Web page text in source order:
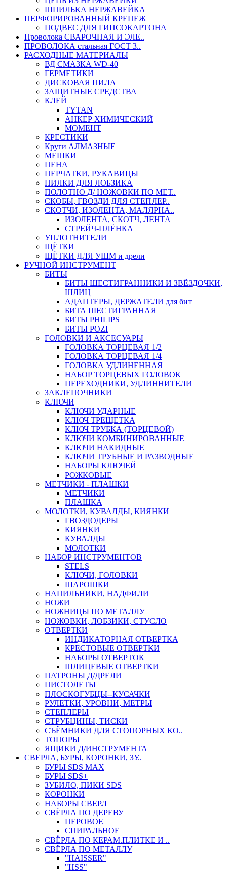
ШПИЛЬКА НЕРЖАВЕЙКА
ПЕРФОРИРОВАННЫЙ КРЕПЕЖ
ПОДВЕС ДЛЯ ГИПСОКАРТОНА
Проволока СВАРОЧНАЯ И ЭЛЕ..
ПРОВОЛОКА стальная ГОСТ 3..
РАСХОДНЫЕ МАТЕРИАЛЫ
ВД СМАЗКА WD-40
ГЕРМЕТИКИ
ДИСКОВАЯ ПИЛА
ЗАЩИТНЫЕ СРЕДСТВА
КЛЕЙ
TYTAN
АНКЕР ХИМИЧЕСКИЙ
МОМЕНТ
КРЕСТИКИ
Круги АЛМАЗНЫЕ
МЕШКИ
ПЕНА
ПЕРЧАТКИ, РУКАВИЦЫ
ПИЛКИ ДЛЯ ЛОБЗИКА
ПОЛОТНО Д/ НОЖОВКИ ПО МЕТ..
СКОБЫ, ГВОЗДИ ДЛЯ СТЕПЛЕР..
СКОТЧИ, ИЗОЛЕНТА, МАЛЯРНА..
ИЗОЛЕНТА, СКОТЧ, ЛЕНТА
СТРЕЙЧ-ПЛЁНКА
УПЛОТНИТЕЛИ
ЩЁТКИ
ЩЁТКИ ДЛЯ УШМ и дрели
РУЧНОЙ ИНСТРУМЕНТ
БИТЫ
БИТЫ ШЕСТИГРАННИКИ И ЗВЁЗДОЧКИ,
ШЛИЦ
АДАПТЕРЫ, ДЕРЖАТЕЛИ для бит
БИТА ШЕСТИГРАННАЯ
БИТЫ PHILIPS
БИТЫ POZI
ГОЛОВКИ И АКСЕСУАРЫ
ГОЛОВКА ТОРЦЕВАЯ 1/2
ГОЛОВКА ТОРЦЕВАЯ 1/4
ГОЛОВКА УДЛИНЕННАЯ
НАБОР ТОРЦЕВЫХ ГОЛОВОК
ПЕРЕХОДНИКИ, УДЛИННИТЕЛИ
ЗАКЛЕПОЧНИКИ
КЛЮЧИ
КЛЮЧИ УДАРНЫЕ
КЛЮЧ ТРЕЩЕТКА
КЛЮЧ ТРУБКА (ТОРЦЕВОЙ)
КЛЮЧИ КОМБИНИРОВАННЫЕ
КЛЮЧИ НАКИДНЫЕ
КЛЮЧИ ТРУБНЫЕ И РАЗВОДНЫЕ
НАБОРЫ КЛЮЧЕЙ
РОЖКОВЫЕ
МЕТЧИКИ - ПЛАШКИ
МЕТЧИКИ
ПЛАШКА
МОЛОТКИ, КУВАЛДЫ, КИЯНКИ
ГВОЗДОДЕРЫ
КИЯНКИ
КУВАЛДЫ
МОЛОТКИ
НАБОР ИНСТРУМЕНТОВ
STELS
КЛЮЧИ, ГОЛОВКИ
ШАРОШКИ
НАПИЛЬНИКИ, НАДФИЛИ
НОЖИ
НОЖНИЦЫ ПО МЕТАЛЛУ
НОЖОВКИ, ЛОБЗИКИ, СТУСЛО
ОТВЕРТКИ
ИНДИКАТОРНАЯ ОТВЕРТКА
КРЕСТОВЫЕ ОТВЕРТКИ
НАБОРЫ ОТВЕРТОК
ШЛИЦЕВЫЕ ОТВЕРТКИ
ПАТРОНЫ Д/ДРЕЛИ
ПИСТОЛЕТЫ
ПЛОСКОГУБЦЫ--КУСАЧКИ
РУЛЕТКИ, УРОВНИ, МЕТРЫ
СТЕПЛЕРЫ
СТРУБЦИНЫ, ТИСКИ
СЪЁМНИКИ ДЛЯ СТОПОРНЫХ КО..
ТОПОРЫ
ЯЩИКИ Д/ИНСТРУМЕНТА
СВЕРЛА, БУРЫ, КОРОНКИ, ЗУ..
БУРЫ SDS MAX
БУРЫ SDS+
ЗУБИЛО, ПИКИ SDS
КОРОНКИ
НАБОРЫ СВЕРЛ
СВЁРЛА ПО ДЕРЕВУ
ПЕРОВОЕ
СПИРАЛЬНОЕ
СВЁРЛА ПО КЕРАМ.ПЛИТКЕ И ..
СВЁРЛА ПО МЕТАЛЛУ
"HAISSER"
"HSS"